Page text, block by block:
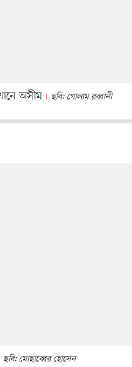
অসীম ছবি: গোলাম রব্বানী
ছবি: মোছাব্বের হোসেন